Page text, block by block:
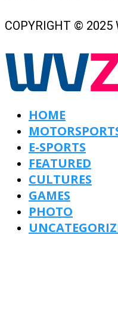
COPYRIGHT ©
HOME
E-SPORTS
FEATURED
CULTURES
GAMES
PHOTO